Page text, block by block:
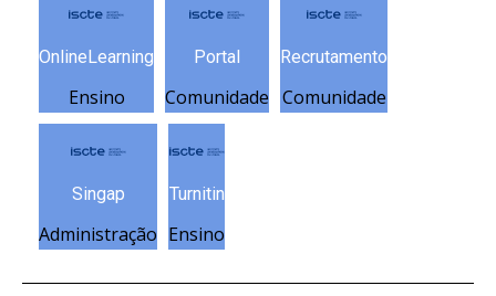
OnlineLearning
Ensino
Portal
Comunidade
Recrutamento
Comunidade
Singap
Administração
Turnitin
Ensino